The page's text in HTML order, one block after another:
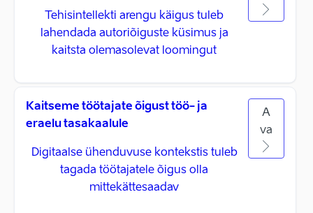
Tehisintellekti arengu käigus tuleb
lahendada autoriõiguste küsimus ja
kaitsta olemasolevat loomingut
Kaitseme töötajate õigust töö- ja
eraelu tasakaalule
Digitaalse ühenduvuse kontekstis tuleb
tagada töötajatele õigus olla
mittekättesaadav
A
va